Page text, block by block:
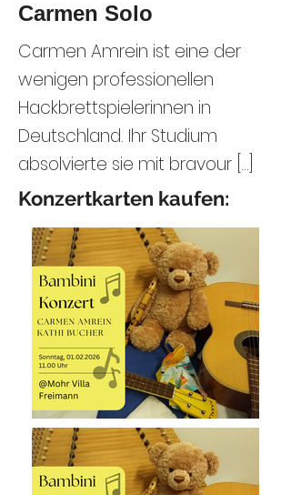
Carmen Solo
Carmen Amrein ist eine der
wenigen professionellen
Hackbrettspielerinnen in
Deutschland. Ihr Studium
absolvierte sie mit bravour [...]
Konzertkarten kaufen: